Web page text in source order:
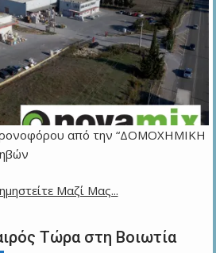
από την “ΔΟΜΟΧΗΜΙΚΗ
Τώρα στη Βοιωτία